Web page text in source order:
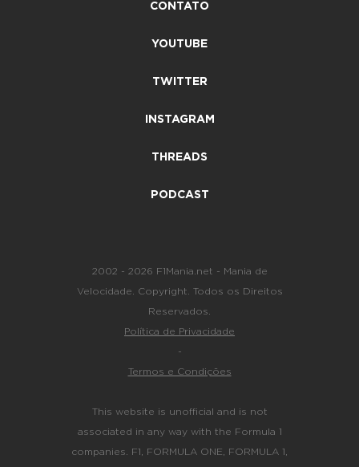
CONTATO
YOUTUBE
TWITTER
INSTAGRAM
THREADS
PODCAST
2002 - 2026 F1Mania.net - Mania de
Velocidade. Copyright. Todos os Direitos
Reservados.
Política de Privacidade
-
Termos e Condições
This website is unofficial and is not
associated in any way with the Formula 1
companies. F1, FORMULA ONE, FORMULA 1,